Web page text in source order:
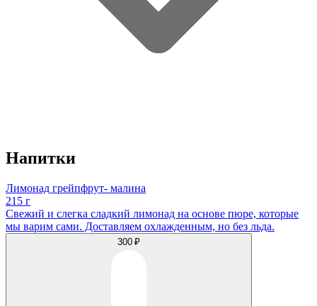
Напитки
Лимонад грейпфрут- малина
215 г
Свежий и слегка сладкий лимонад на основе пюре, которые
мы варим сами. Доставляем охлажденным, но без льда.
300 ₽